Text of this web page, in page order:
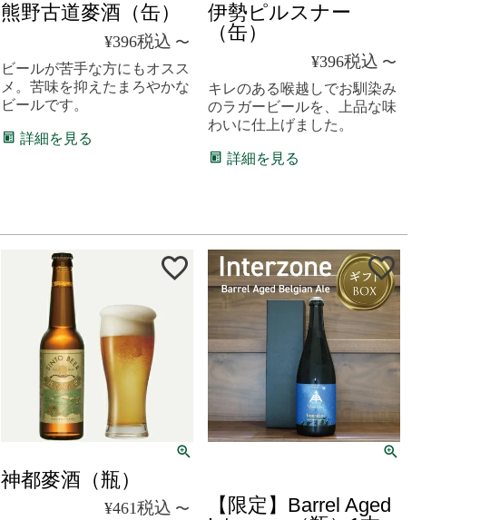
熊野古道麥酒（缶）
¥396税込 〜
ビールが苦手な方にもオスス
メ。苦味を抑えたまろやかな
ビールです。
詳細を見る
伊勢ピルスナー
（缶）
¥396税込 〜
キレのある喉越しでお馴染み
のラガービールを、上品な味
わいに仕上げました。
詳細を見る
神都麥酒（瓶）
¥461税込 〜
【限定】Barrel Aged